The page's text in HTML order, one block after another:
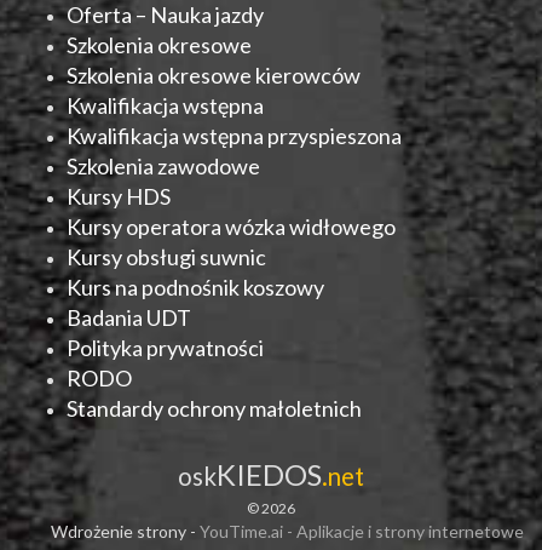
Oferta – Nauka jazdy
Szkolenia okresowe
Szkolenia okresowe kierowców
Kwalifikacja wstępna
Kwalifikacja wstępna przyspieszona
Szkolenia zawodowe
Kursy HDS
Kursy operatora wózka widłowego
Kursy obsługi suwnic
Kurs na podnośnik koszowy
Badania UDT
Polityka prywatności
RODO
Standardy ochrony małoletnich
oskKIEDOS.net
© 2026
Wdrożenie strony - YouTime.ai - Aplikacje i strony internetowe